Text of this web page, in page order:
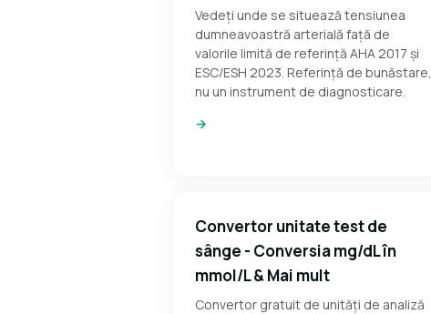
Vedeți unde se situează tensiunea
dumneavoastră arterială față de
valorile limită de referință AHA 2017 și
ESC/ESH 2023. Referință de bunăstare,
nu un instrument de diagnosticare.
→
Convertor unitate test de
sânge - Conversia mg/dL în
mmol/L & Mai mult
Convertor gratuit de unități de analiză